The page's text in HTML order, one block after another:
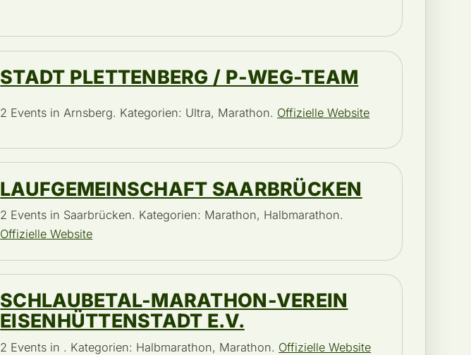
STADT PLETTENBERG / P-WEG-TEAM
2 Events in Arnsberg. Kategorien: Ultra, Marathon. Offizielle Website
LAUFGEMEINSCHAFT SAARBRÜCKEN
2 Events in Saarbrücken. Kategorien: Marathon, Halbmarathon.
Offizielle Website
SCHLAUBETAL-MARATHON-VEREIN
EISENHÜTTENSTADT E.V.
2 Events in . Kategorien: Halbmarathon, Marathon. Offizielle Website